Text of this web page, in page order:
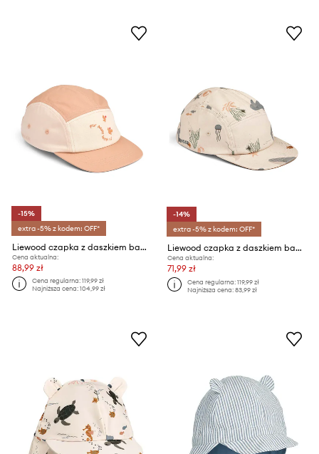
-15%
extra -5% z kodem: OFF*
Liewood czapka z daszkiem bawełniana
Cena aktualna:
88,99 zł
Cena regularna:119,99 zł
Najniższa cena:104,99 zł
-14%
extra -5% z kodem: OFF*
Liewood czapka z daszkiem bawełniana
Cena aktualna:
71,99 zł
Cena regularna:119,99 zł
Najniższa cena:83,99 zł